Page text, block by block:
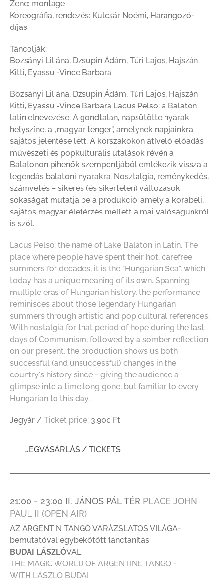
Zene: montage
Koreográfia, rendezés: Kulcsár Noémi, Harangozó-
díjas
Táncolják:
Bozsányi Liliána, Dzsupin Ádám, Túri Lajos, Hajszán
Kitti, Eyassu -Vince Barbara
Bozsányi Liliána, Dzsupin Ádám, Túri Lajos, Hajszán
Kitti, Eyassu -Vince Barbara Lacus Pelso: a Balaton
latin elnevezése. A gondtalan, napsütötte nyarak
helyszíne, a „magyar tenger”, amelynek napjainkra
sajátos jelentése lett. A korszakokon átívelő előadás
művészeti és popkulturális utalások révén a
Balatonon pihenők szempontjából emlékezik vissza a
legendás balatoni nyarakra. Nosztalgia, reménykedés,
számvetés – sikeres (és sikertelen) változások
sokaságát mutatja be a produkció, amely a korabeli,
sajátos magyar életérzés mellett a mai valóságunkról
is szól.
Lacus Pelso: the name of Lake Balaton in Latin. The
place where people have spent their hot, carefree
summers for decades, it is the "Hungarian Sea", which
today has a unique meaning of its own. Spanning
multiple eras of Hungarian history, the performance
reminisces about those legendary Hungarian
summers through artistic and pop cultural references.
With nostalgia for that period of hope during the last
days of Communism, followed by a somber reflection
on our present, the production shows us both
successful (and unsuccessful) changes in the
country's history since - giving the audience a
glimpse into a time long gone, but familiar to every
Hungarian to this day.
Jegyár / Ticket price: 3.900 Ft
JEGVÁSÁRLÁS / TICKETS
21:00 - 23:00 II. JÁNOS PÁL TÉR PLACE JOHN
PAUL II (OPEN AIR)
AZ ARGENTIN TANGÓ VARÁZSLATOS VILÁGA-
bemutatóval egybekötött tánctanítás
BUDAI LÁSZLÓVAL
THE MAGIC WORLD OF ARGENTINE TANGO -
WITH LÁSZLO BUDAI